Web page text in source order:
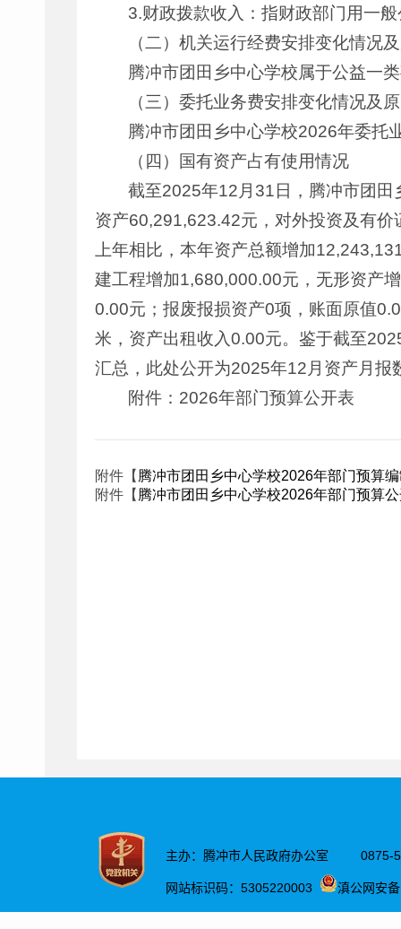
3.财政拨款收入：指财政部门用一
（二）机关运行经费安排变化情况
腾冲市团田乡中心学校属于公益一
（三）委托业务费安排变化情况及
腾冲市团田乡中心学校2026年委托
（四）国有资产占有使用情况
截至2025年12月31日，腾冲市团
资产60,291,623.42元，对外投资及有
上年相比，本年资产总额增加
建工程增加1,680,000.00元，无形资产
0.00元；报废报损资产0项，账面原值
米，资产出租收入0.00元。鉴于截至
汇总，此处公开为2025年12月资产月报
附件：2026年部门预算公开表
附件【 腾冲市团田乡中心学校2026年部门预算
附件【 腾冲市团田乡中心学校2026年部门预算